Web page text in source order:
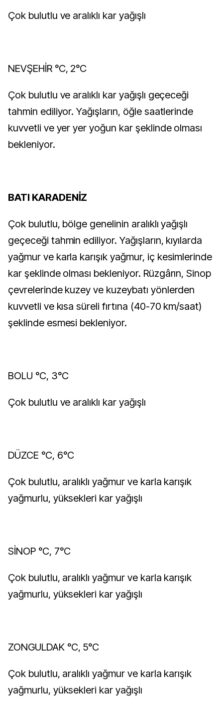
Çok bulutlu ve aralıklı kar yağışlı
NEVŞEHİR °C, 2°C
Çok bulutlu ve aralıklı kar yağışlı geçeceği
tahmin ediliyor. Yağışların, öğle saatlerinde
kuvvetli ve yer yer yoğun kar şeklinde olması
bekleniyor.
BATI KARADENİZ
Çok bulutlu, bölge genelinin aralıklı yağışlı
geçeceği tahmin ediliyor. Yağışların, kıyılarda
yağmur ve karla karışık yağmur, iç kesimlerinde
kar şeklinde olması bekleniyor. Rüzgârın, Sinop
çevrelerinde kuzey ve kuzeybatı yönlerden
kuvvetli ve kısa süreli fırtına (40-70 km/saat)
şeklinde esmesi bekleniyor.
BOLU °C, 3°C
Çok bulutlu ve aralıklı kar yağışlı
DÜZCE °C, 6°C
Çok bulutlu, aralıklı yağmur ve karla karışık
yağmurlu, yüksekleri kar yağışlı
SİNOP °C, 7°C
Çok bulutlu, aralıklı yağmur ve karla karışık
yağmurlu, yüksekleri kar yağışlı
ZONGULDAK °C, 5°C
Çok bulutlu, aralıklı yağmur ve karla karışık
yağmurlu, yüksekleri kar yağışlı